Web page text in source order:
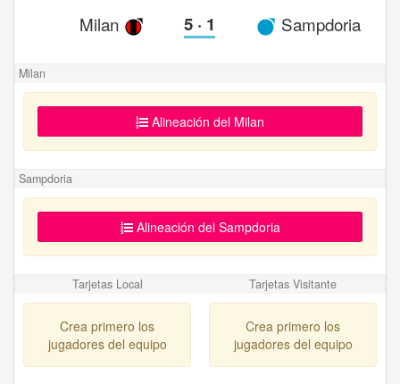
Milan 5 · 1 Sampdoria
Milan
Alineación del Milan
Sampdoria
Alineación del Sampdoria
Tarjetas Local Tarjetas Visitante
Crea primero los
jugadores del equipo
Crea primero los
jugadores del equipo